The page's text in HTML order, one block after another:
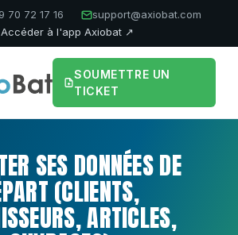
70 72 17 16
support@axiobat.com
Accéder à l'app Axiobat ↗
SOUMETTRE UN
TICKET
SES DONNÉES DE
(CLIENTS,
ARTICLES,